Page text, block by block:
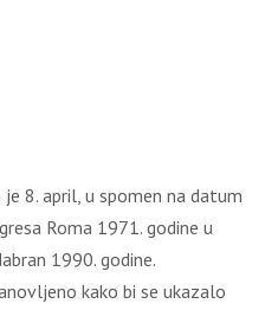
8. april, u spomen na datum
Roma 1971. godine u
1990. godine.
kako bi se ukazalo